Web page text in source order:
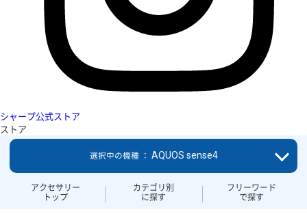
シャープ公式ストア
ストア
アクセサリー
トップ
カテゴリ別
に探す
フリーワード
で探す
選択中の機種 ： AQUOS sense4